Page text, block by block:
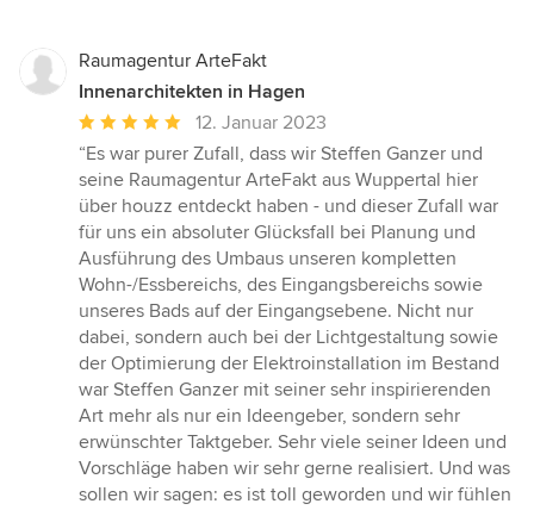
Raumagentur ArteFakt
Innenarchitekten in Hagen
Durchschnittliche
Bewertung:
5
von
5
Sternen
12. Januar 2023
“Es war purer Zufall, dass wir Steffen Ganzer und
seine Raumagentur ArteFakt aus Wuppertal hier
über houzz entdeckt haben - und dieser Zufall war
für uns ein absoluter Glücksfall bei Planung und
Ausführung des Umbaus unseren kompletten
Wohn-/Essbereichs, des Eingangsbereichs sowie
unseres Bads auf der Eingangsebene. Nicht nur
dabei, sondern auch bei der Lichtgestaltung sowie
der Optimierung der Elektroinstallation im Bestand
war Steffen Ganzer mit seiner sehr inspirierenden
Art mehr als nur ein Ideengeber, sondern sehr
erwünschter Taktgeber. Sehr viele seiner Ideen und
Vorschläge haben wir sehr gerne realisiert. Und was
sollen wir sagen: es ist toll geworden und wir fühlen